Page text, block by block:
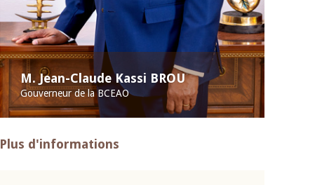
M. Jean-Claude Kassi BROU
Gouverneur de la BCEAO
Plus d'informations